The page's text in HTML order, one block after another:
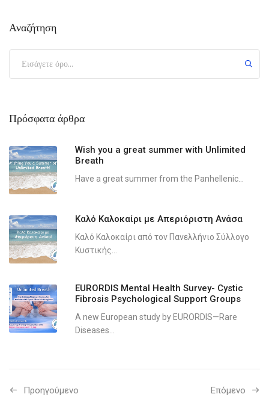
Αναζήτηση
Πρόσφατα άρθρα
Wish you a great summer with Unlimited
Breath
Have a great summer from the Panhellenic...
Καλό Καλοκαίρι με Απεριόριστη Ανάσα
Καλό Καλοκαίρι από τον Πανελλήνιο Σύλλογο
Κυστικής...
EURORDIS Mental Health Survey- Cystic
Fibrosis Psychological Support Groups
A new European study by EURORDIS—Rare
Diseases...
Προηγούμενo Επόμενο